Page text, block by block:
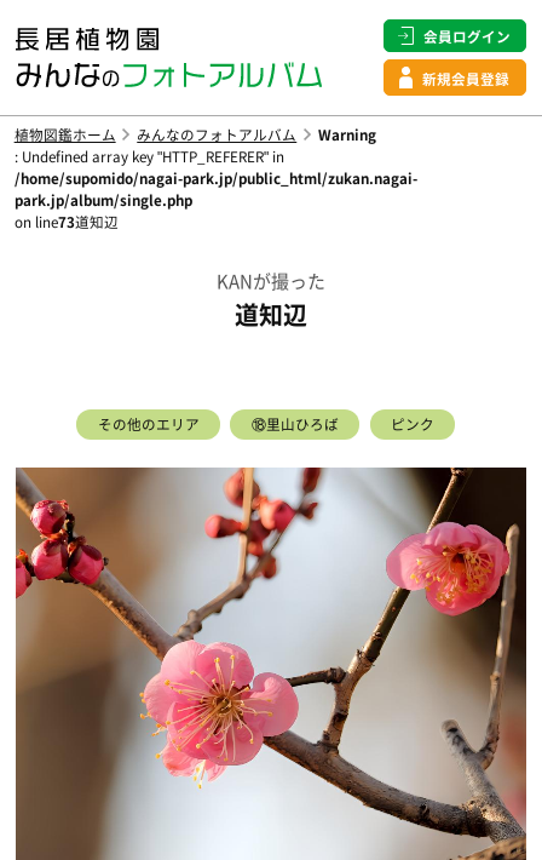
会員ログイン
新規会員登録
植物図鑑ホーム みんなのフォトアルバム
Warning
: Undefined array key "HTTP_REFERER" in
/home/supomido/nagai-park.jp/public_html/zukan.nagai-
park.jp/album/single.php
on line73道知辺
KANが撮った
道知辺
その他のエリア ⑱里山ひろば ピンク